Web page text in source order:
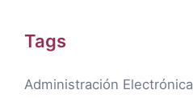
Tags
Administración Electrónica